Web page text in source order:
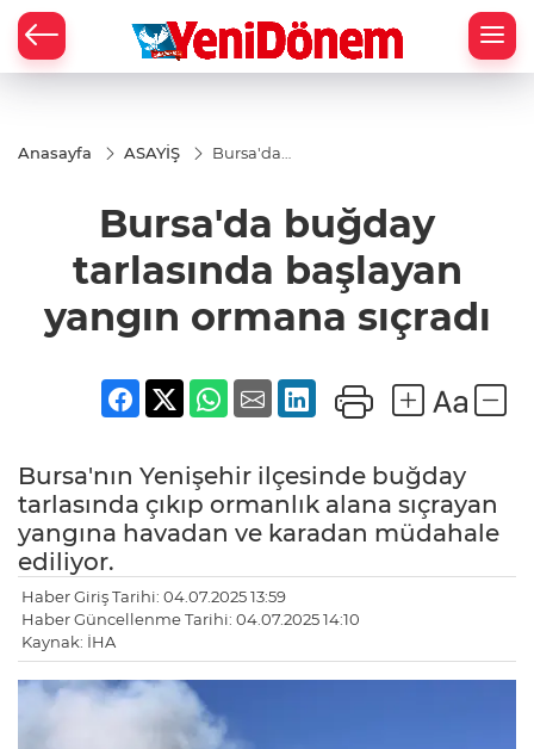
Anasayfa ASAYİŞ
Bursa'da
başlayan
yangın
sıçradı
Bursa'da buğday
tarlasında başlayan
yangın ormana sıçradı
Bursa'nın Yenişehir ilçesinde buğday
tarlasında çıkıp ormanlık alana sıçrayan
yangına havadan ve karadan müdahale
ediliyor.
Haber Giriş Tarihi: 04.07.2025 13:59
Haber Güncellenme Tarihi: 04.07.2025 14:10
Kaynak: İHA